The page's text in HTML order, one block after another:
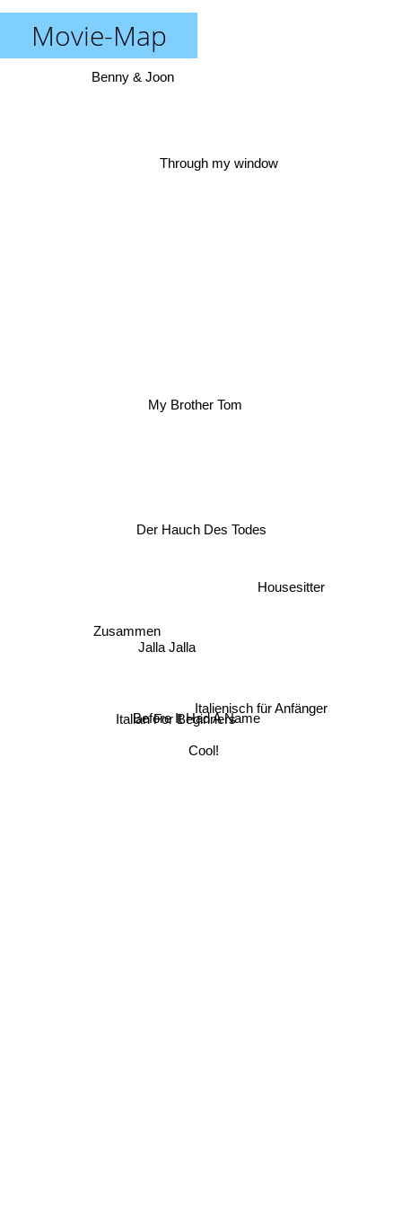
Movie-Map
Der Hauch Des Todes
Italienisch für Anfänger
My Brother Tom
Jalla Jalla
Before It Had A Name
Zusammen
Cool!
Italian For Beginners
Housesitter
Through my window
Benny & Joon